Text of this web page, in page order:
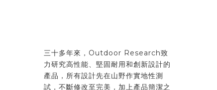
三十多年來，Outdoor Research致
力研究高性能、堅固耐用和創新設計的
產品，所有設計先在山野作實地性測
試，不斷修改至完美，加上產品簡潔之